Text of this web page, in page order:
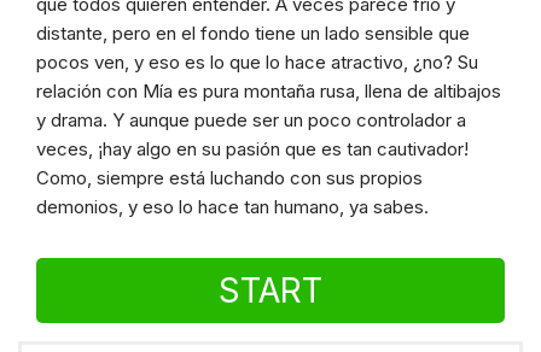
que todos quieren entender. A veces parece frío y
distante, pero en el fondo tiene un lado sensible que
pocos ven, y eso es lo que lo hace atractivo, ¿no? Su
relación con Mía es pura montaña rusa, llena de altibajos
y drama. Y aunque puede ser un poco controlador a
veces, ¡hay algo en su pasión que es tan cautivador!
Como, siempre está luchando con sus propios
demonios, y eso lo hace tan humano, ya sabes.
START